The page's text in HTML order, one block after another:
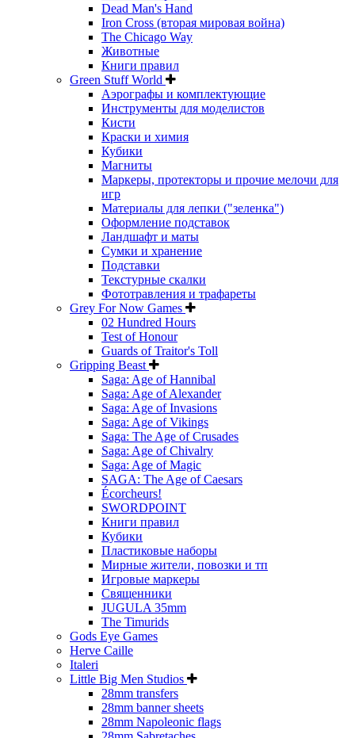
Dead Man's Hand
Iron Cross (вторая мировая война)
The Chicago Way
Животные
Книги правил
Green Stuff World
Аэрографы и комплектующие
Инструменты для моделистов
Кисти
Краски и химия
Кубики
Магниты
Маркеры, протекторы и прочие мелочи для
игр
Материалы для лепки ("зеленка")
Оформление подставок
Ландшафт и маты
Сумки и хранение
Подставки
Текстурные скалки
Фототравления и трафареты
Grey For Now Games
02 Hundred Hours
Test of Honour
Guards of Traitor's Toll
Gripping Beast
Saga: Age of Hannibal
Saga: Age of Alexander
Saga: Age of Invasions
Saga: Age of Vikings
Saga: The Age of Crusades
Saga: Age of Chivalry
Saga: Age of Magic
SAGA: The Age of Caesars
Écorcheurs!
SWORDPOINT
Книги правил
Кубики
Пластиковые наборы
Мирные жители, повозки и тп
Игровые маркеры
Священники
JUGULA 35mm
The Timurids
Gods Eye Games
Herve Caille
Italeri
Little Big Men Studios
28mm transfers
28mm banner sheets
28mm Napoleonic flags